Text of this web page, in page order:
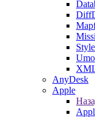
AnyDesk
Apple